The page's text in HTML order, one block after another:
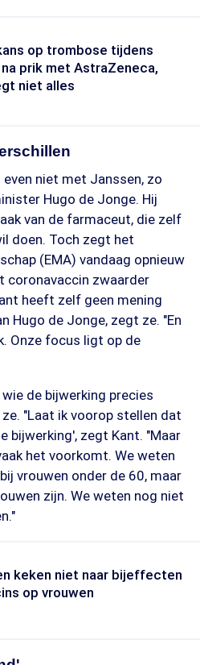
op trombose tijdens
prik met AstraZeneca,
niet alles
niet met Janssen, zo
Hugo de Jonge. Hij
van de farmaceut, die zelf
doen. Toch zegt het
(EMA) vandaag opnieuw
coronavaccin zwaarder
heeft zelf geen mening
Hugo de Jonge, zegt ze. "En
Onze focus ligt op de
de bijwerking precies
"Laat ik voorop stellen dat
bijwerking', zegt Kant. "Maar
het voorkomt. We weten
vrouwen onder de 60, maar
zijn. We weten nog niet
keken niet naar bijeffecten
op vrouwen